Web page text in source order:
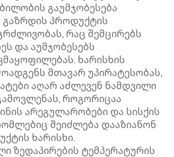
გაუმჯობესება
გაზრდის პროდუქტის
რაც შემცირებს
და აუმჯობესებს
ხარისხის
მთავარ უპირატესობას,
აღარ აძლევენ ნამდვილი
როგორიცაა
არეგულარობები და სისქის
შეიძლება დააზიანონ
ხარისხი.
ზედაპირების ტემპერატურის